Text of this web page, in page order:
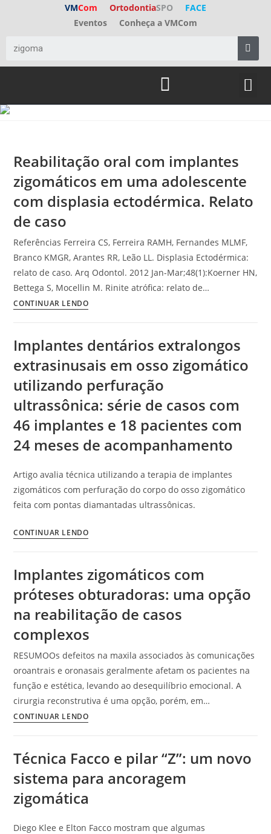
VMCom OrtodontiaSPO
FACE
Eventos
Conheça a VMCom
Reabilitação oral com implantes
zigomáticos em uma adolescente
com displasia ectodérmica. Relato
de caso
Referências Ferreira CS, Ferreira RAMH, Fernandes MLMF,
Branco KMGR, Arantes RR, Leão LL. Displasia Ectodérmica:
relato de caso. Arq Odontol. 2012 Jan-Mar;48(1):Koerner HN,
Bettega S, Mocellin M. Rinite atrófica: relato de…
CONTINUAR LENDO
Implantes dentários extralongos
extrasinusais em osso zigomático
utilizando perfuração
ultrassônica: série de casos com
46 implantes e 18 pacientes com
24 meses de acompanhamento
Artigo avalia técnica utilizando a terapia de implantes
zigomáticos com perfuração do corpo do osso zigomático
feita com pontas diamantadas ultrassônicas.
CONTINUAR LENDO
Implantes zigomáticos com
próteses obturadoras: uma opção
na reabilitação de casos
complexos
RESUMOOs defeitos na maxila associados às comunicações
oroantrais e oronasais geralmente afetam os pacientes na
função e estética, levando ao desequilíbrio emocional. A
cirurgia reconstrutiva é uma opção, porém, em…
CONTINUAR LENDO
Técnica Facco e pilar “Z”: um novo
sistema para ancoragem
zigomática
Diego Klee e Elton Facco mostram que algumas